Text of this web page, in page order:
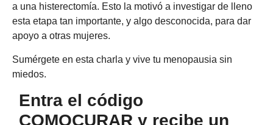
a una histerectomía. Esto la motivó a investigar de lleno
esta etapa tan importante, y algo desconocida, para dar
apoyo a otras mujeres.
Sumérgete en esta charla y vive tu menopausia sin
miedos.
Entra el código
COMOCURAR y recibe un